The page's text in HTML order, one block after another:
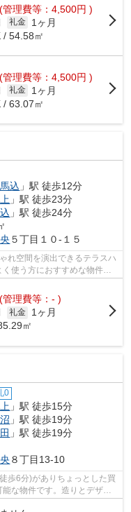
(管理費等：4,500円 )
礼金
1ヶ月
/ 54.58㎡
(管理費等：4,500円 )
礼金
1ヶ月
/ 63.07㎡
込 」駅 徒歩12分
」駅 徒歩23分
」駅 徒歩24分
５丁目１０-１５
れ空間を演出できるテラスハ
使う方におすすめな物件で
(管理費等：- )
礼金
1ヶ月
㎡
0
」駅 徒歩15分
」駅 徒歩19分
」駅 徒歩19分
８丁目13-10
歩6分)がありちょっとした買
な物件です。造りとデザイ